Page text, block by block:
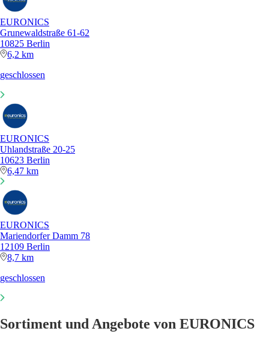
EURONICS
Grunewaldstraße 61-62
10825 Berlin
6,2 km
geschlossen
EURONICS
Uhlandstraße 20-25
10623 Berlin
6,47 km
EURONICS
Mariendorfer Damm 78
12109 Berlin
8,7 km
geschlossen
Sortiment und Angebote von EURONICS